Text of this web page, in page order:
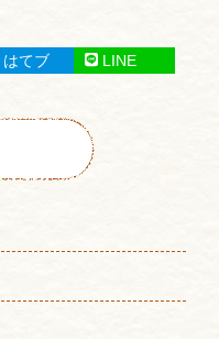
はてブ LINE